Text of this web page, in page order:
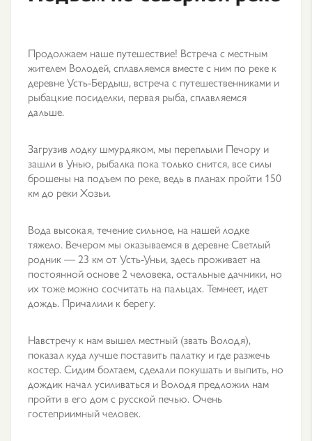
Продолжаем наше путешествие! Встреча с местным
жителем Володей, сплавляемся вместе с ним по реке к
деревне Усть-Бердыш, встреча с путешественниками и
рыбацкие посиделки, первая рыба, сплавляемся
дальше.
Загрузив лодку шмурдяком, мы переплыли Печору и
зашли в Унью, рыбалка пока только снится, все силы
брошены на подъем по реке, ведь в планах пройти 150
км до реки Хозьи.
Вода высокая, течение сильное, на нашей лодке
тяжело. Вечером мы оказываемся в деревне Светлый
родник — 23 км от Усть-Уньи, здесь проживает на
постоянной основе 2 человека, остальные дачники, но
их тоже можно сосчитать на пальцах. Темнеет, идет
дождь. Причалили к берегу.
Навстречу к нам вышел местный (звать Володя),
показал куда лучше поставить палатку и где разжечь
костер. Сидим болтаем, сделали покушать и выпить, но
дождик начал усиливаться и Володя предложил нам
пройти в его дом с русской печью. Очень
гостеприимный человек.